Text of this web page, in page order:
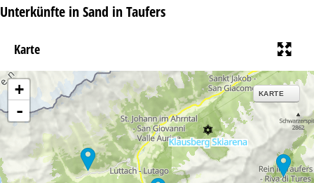
Unterkünfte in Sand in Taufers
Karte
+
-
KARTE